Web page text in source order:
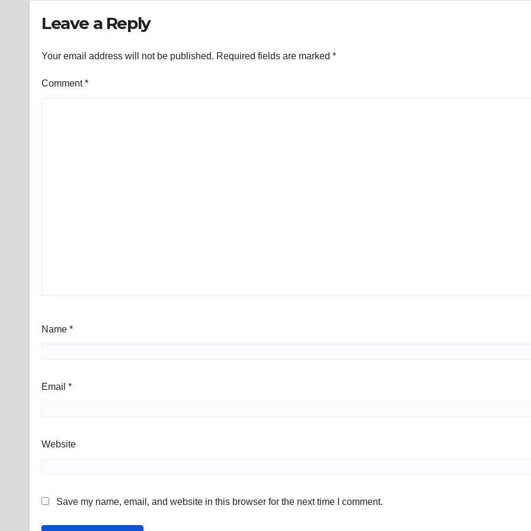
Leave a Reply
Your email address will not be published. Required fields are marked *
Comment*
Name *
Email *
Website
Save my name, email, and website in this browser for the next time I comment.